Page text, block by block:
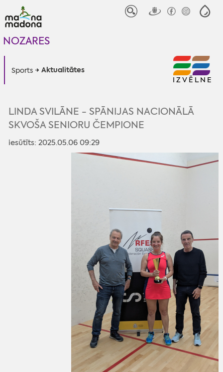
NOZARES
Sports Aktualitātes
IZVĒLNE
LINDA SVILĀNE - SPĀNIJAS NACIONĀLĀ
SKVOŠA SENIORU ČEMPIONE
iesūtīts: 2025.05.06 09:29